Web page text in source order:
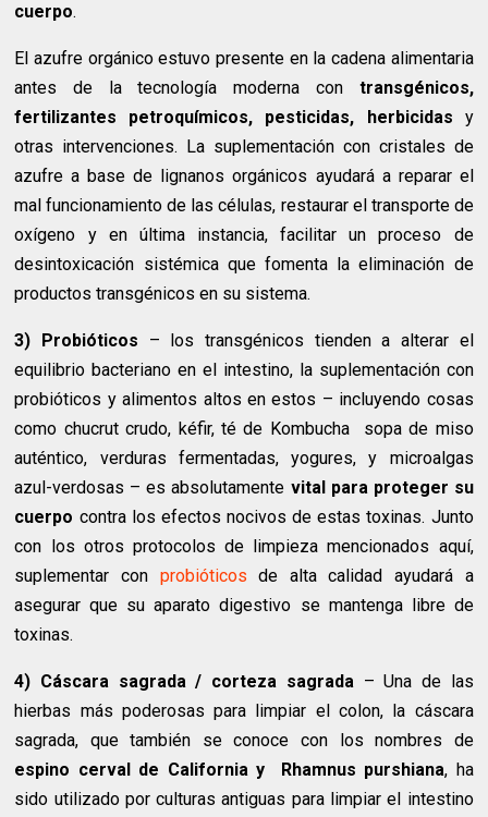
cuerpo.
El azufre orgánico estuvo presente en la cadena alimentaria
antes de la tecnología moderna con transgénicos,
fertilizantes petroquímicos, pesticidas, herbicidas y
otras intervenciones. La suplementación con cristales de
azufre a base de lignanos orgánicos ayudará a reparar el
mal funcionamiento de las células, restaurar el transporte de
oxígeno y en última instancia, facilitar un proceso de
desintoxicación sistémica que fomenta la eliminación de
productos transgénicos en su sistema.
3) Probióticos – los transgénicos tienden a alterar el
equilibrio bacteriano en el intestino, la suplementación con
probióticos y alimentos altos en estos – incluyendo cosas
como chucrut crudo, kéfir, té de Kombucha sopa de miso
auténtico, verduras fermentadas, yogures, y microalgas
azul-verdosas – es absolutamente vital para proteger su
cuerpo contra los efectos nocivos de estas toxinas. Junto
con los otros protocolos de limpieza mencionados aquí,
suplementar con probióticos de alta calidad ayudará a
asegurar que su aparato digestivo se mantenga libre de
toxinas.
4) Cáscara sagrada / corteza sagrada– Una de las
hierbas más poderosas para limpiar el colon, la cáscara
sagrada, que también se conoce con los nombres de
espino cerval de California y Rhamnus purshiana, ha
sido utilizado por culturas antiguas para limpiar el intestino